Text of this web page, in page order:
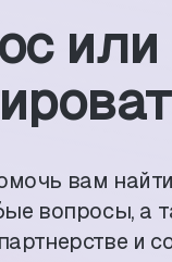
или
вам
вопросы, а
и